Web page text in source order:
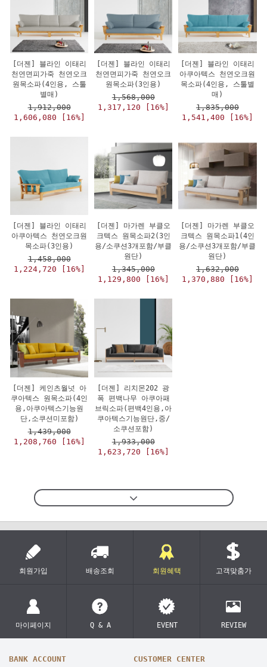
[더젠] 블라인 이태리
천연면피가죽 천연오크
원목소파(4인용, 스툴
별매)
1,912,000
1,606,080 [16%]
[더젠] 블라인 이태리
천연면피가죽 천연오크
원목소파(3인용)
1,568,000
1,317,120 [16%]
[더젠] 블라인 이태리
아쿠아텍스 천연오크원
목소파(4인용, 스툴별
매)
1,835,000
1,541,400 [16%]
[더젠] 블라인 이태리
아쿠아텍스 천연오크원
목소파(3인용)
1,458,000
1,224,720 [16%]
[더젠] 마가렌 부클오
크텍스 원목소파2(3인
용/소쿠션3개포함/부클
원단)
1,345,000
1,129,800 [16%]
[더젠] 마가렌 부클오
크텍스 원목소파1(4인
용/소쿠션3개포함/부클
원단)
1,632,000
1,370,880 [16%]
[더젠] 케인츠월넛 아
쿠아텍스 원목소파(4인
용,아쿠아텍스기능원
단,소쿠션미포함)
1,439,000
1,208,760 [16%]
[더젠] 리치몬202 광
폭 편백나무 아쿠아패
브릭소파(편백4인용,아
쿠아텍스기능원단,중/
소쿠션포함)
1,933,000
1,623,720 [16%]
회원가입 배송조회 회원혜택 고객맞춤가
마이페이지 Q & A EVENT REVIEW
BANK ACCOUNT CUSTOMER CENTER